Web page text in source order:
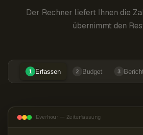
Der Rechner liefert Ihnen die
übernimmt den
1 Erfassen 2 Budget 3
Everhour — Zeiterfassung